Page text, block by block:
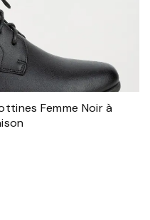
Femme Noir à